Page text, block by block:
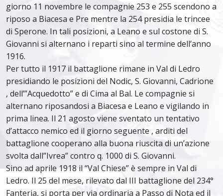
giorno 11 novembre le compagnie 253 e 255 scendono a
riposo a Biacesa e Pre mentre la 254 presidia le trincee
di Sperone. In tali posizioni, a Leano e sul costone di S.
Giovanni si alternano i reparti sino al termine dell’anno
1916.
Per tutto il 1917 il battaglione rimane in Val di Ledro
presidiando le posizioni del Nodic, S. Giovanni, Cadrione
, dell’”Acquedotto” e di Cima al Bal. Le compagnie si
alternano riposandosi a Biacesa e Leano e vigilando in
prima linea. Il 21 agosto viene sventato un tentativo
d’attacco nemico ed il giorno seguente , arditi del
battaglione cooperano alla buona riuscita di un’azione
svolta dall”Ivrea” contro q. 1000 di S. Giovanni.
Sino ad aprile 1918 il “Val Chiese” è sempre in Val di
Ledro. Il 25 del mese, rilevato dal III battaglione del 234°
Fanteria, si porta per via ordinaria a Passo di Nota ed il